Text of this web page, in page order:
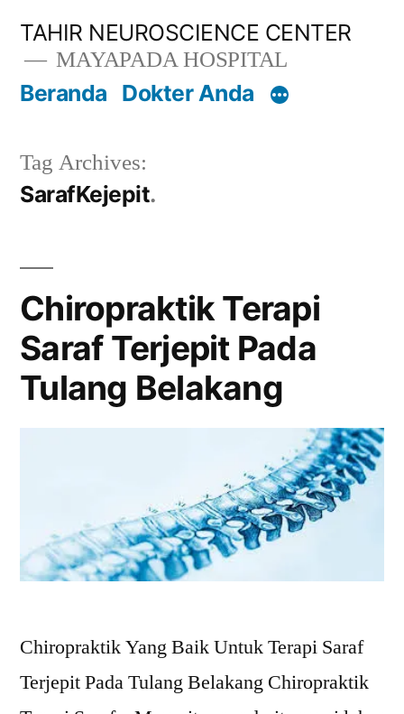
konten
TAHIR NEUROSCIENCE CENTER
MAYAPADA HOSPITAL
Beranda Dokter Anda
Tag Archives:
SarafKejepit
Chiropraktik Terapi
Saraf Terjepit Pada
Tulang Belakang
Chiropraktik Yang Baik Untuk Terapi Saraf
Terjepit Pada Tulang Belakang Chiropraktik